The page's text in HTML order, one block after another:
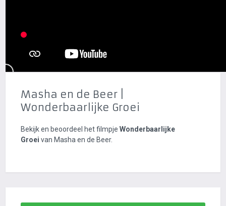
Masha en de Beer |
Wonderbaarlijke Groei
Bekijk en beoordeel het filmpjeWonderbaarlijke
Groei van Masha en de Beer.